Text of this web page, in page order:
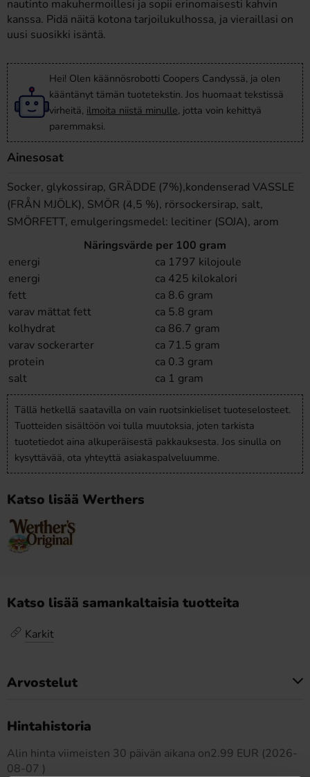
nautinto makuhermoillesi ja sopii erinomaisesti kahvin
kanssa. Pidä näitä kotona tarjoilukulhossa, ja vieraillasi on
uusi suosikki isäntä.
Hei! Olen käännösrobotti Coopers Candyssä, ja olen
kääntänyt tämän tuotetekstin. Jos huomaat tekstissä
virheitä, ilmoita niistä minulle, jotta voin kehittyä
paremmaksi.
Ainesosat
Socker, glykossirap, GRÄDDE (7%),kondenserad VASSLE
(FRÅN MJÖLK), SMÖR (4,5 %), rörsockersirap, salt,
SMÖRFETT, emulgeringsmedel: lecitiner (SOJA), arom
Näringsvärde per 100 gram
energi
ca 1797 kilojoule
energi
ca 425 kilokalori
fett
ca 8.6 gram
varav mättat fett
ca 5.8 gram
kolhydrat
ca 86.7 gram
varav sockerarter
ca 71.5 gram
protein
ca 0.3 gram
salt
ca 1 gram
Tällä hetkellä saatavilla on vain ruotsinkieliset tuoteselosteet.
Tuotteiden sisältöön voi tulla muutoksia, joten tarkista
tuotetiedot aina alkuperäisestä pakkauksesta. Jos sinulla on
kysyttävää, ota yhteyttä asiakaspalveluumme.
Katso lisää Werthers
Katso lisää samankaltaisia tuotteita
Karkit
Arvostelut
Hintahistoria
Alin hinta viimeisten 30 päivän aikana on2.99 EUR (2026-
08-07 )